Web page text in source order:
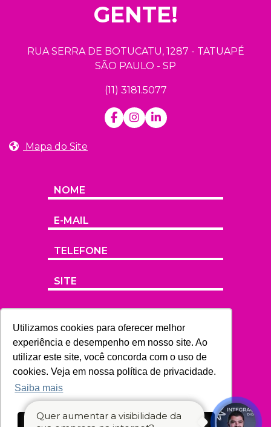
Utilizamos cookies para oferecer melhor
experiência e desempenho em nosso site. Ao
utilizar este site, você concorda com o uso de
cookies. Veja em nossa política de privacidade.
Saiba mais
Ok, entendi!
GENTE!
RUA SERRA DE BOTUCATU, 1287 - TATUAPÉ
SÃO PAULO - SP
(11) 3181.5077
Mapa do Site
Quer aumentar a visibilidade da